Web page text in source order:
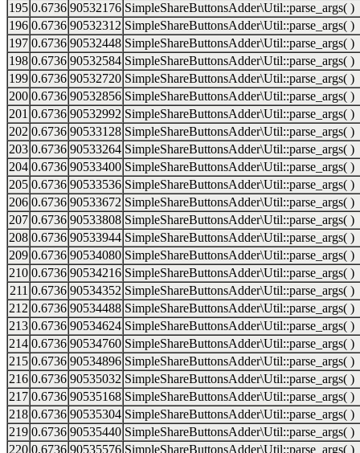
195 0.6736 90532176 SimpleShareButtonsAdder\Util::parse_args( )
196 0.6736 90532312 SimpleShareButtonsAdder\Util::parse_args( )
197 0.6736 90532448 SimpleShareButtonsAdder\Util::parse_args( )
198 0.6736 90532584 SimpleShareButtonsAdder\Util::parse_args( )
199 0.6736 90532720 SimpleShareButtonsAdder\Util::parse_args( )
200 0.6736 90532856 SimpleShareButtonsAdder\Util::parse_args( )
201 0.6736 90532992 SimpleShareButtonsAdder\Util::parse_args( )
202 0.6736 90533128 SimpleShareButtonsAdder\Util::parse_args( )
203 0.6736 90533264 SimpleShareButtonsAdder\Util::parse_args( )
204 0.6736 90533400 SimpleShareButtonsAdder\Util::parse_args( )
205 0.6736 90533536 SimpleShareButtonsAdder\Util::parse_args( )
206 0.6736 90533672 SimpleShareButtonsAdder\Util::parse_args( )
207 0.6736 90533808 SimpleShareButtonsAdder\Util::parse_args( )
208 0.6736 90533944 SimpleShareButtonsAdder\Util::parse_args( )
209 0.6736 90534080 SimpleShareButtonsAdder\Util::parse_args( )
210 0.6736 90534216 SimpleShareButtonsAdder\Util::parse_args( )
211 0.6736 90534352 SimpleShareButtonsAdder\Util::parse_args( )
212 0.6736 90534488 SimpleShareButtonsAdder\Util::parse_args( )
213 0.6736 90534624 SimpleShareButtonsAdder\Util::parse_args( )
214 0.6736 90534760 SimpleShareButtonsAdder\Util::parse_args( )
215 0.6736 90534896 SimpleShareButtonsAdder\Util::parse_args( )
216 0.6736 90535032 SimpleShareButtonsAdder\Util::parse_args( )
217 0.6736 90535168 SimpleShareButtonsAdder\Util::parse_args( )
218 0.6736 90535304 SimpleShareButtonsAdder\Util::parse_args( )
219 0.6736 90535440 SimpleShareButtonsAdder\Util::parse_args( )
220 0.6736 90535576 SimpleShareButtonsAdder\Util::parse_args( )